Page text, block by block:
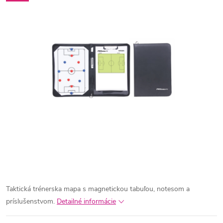
Taktická trénerska mapa s magnetickou tabuľou, notesom a
príslušenstvom. Detailné informácie